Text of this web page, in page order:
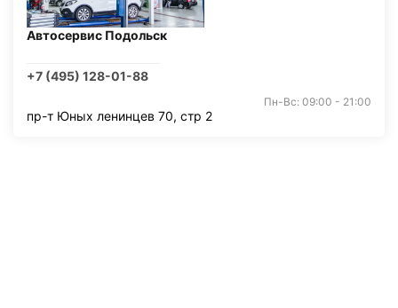
Автосервис Подольск
+7 (495) 128-01-88
Пн-Вс: 09:00 - 21:00
пр-т Юных ленинцев 70, стр 2